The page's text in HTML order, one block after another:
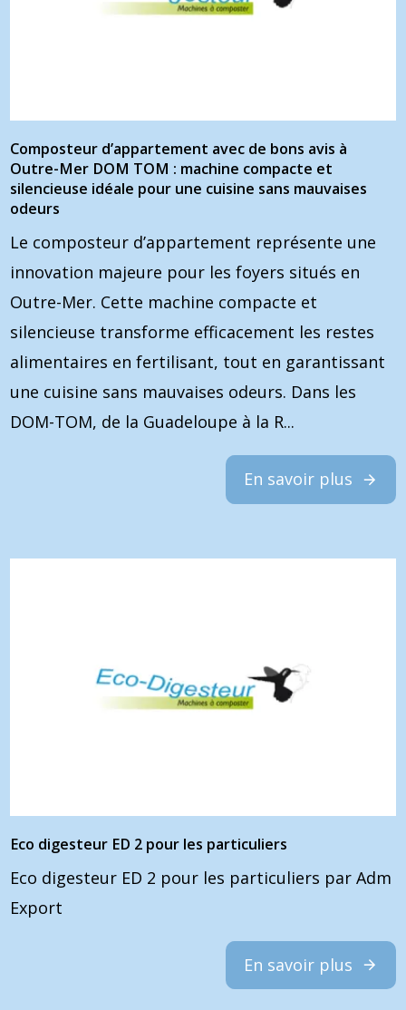
Composteur d’appartement avec de bons avis à
Outre-Mer DOM TOM : machine compacte et
silencieuse idéale pour une cuisine sans mauvaises
odeurs
Le composteur d’appartement représente une
innovation majeure pour les foyers situés en
Outre-Mer. Cette machine compacte et
silencieuse transforme efficacement les restes
alimentaires en fertilisant, tout en garantissant
une cuisine sans mauvaises odeurs. Dans les
DOM-TOM, de la Guadeloupe à la R...
En savoir plus
Eco digesteur ED 2 pour les particuliers
Eco digesteur ED 2 pour les particuliers par Adm
Export
En savoir plus